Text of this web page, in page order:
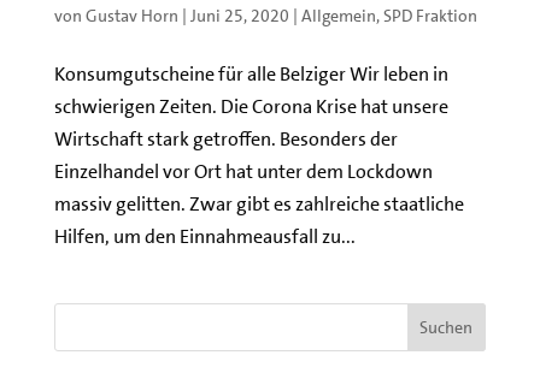
von Gustav Horn | Juni 25, 2020 | Allgemein,SPD Fraktion
Konsumgutscheine für alle Belziger Wir leben in
schwierigen Zeiten. Die Corona Krise hat unsere
Wirtschaft stark getroffen. Besonders der
Einzelhandel vor Ort hat unter dem Lockdown
massiv gelitten. Zwar gibt es zahlreiche staatliche
Hilfen, um den Einnahmeausfall zu...